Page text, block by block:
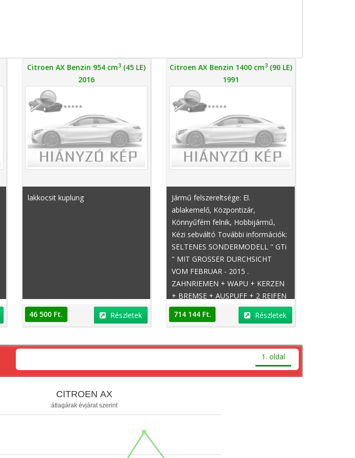
Citroen AX Benzin 954 cm3 (45 LE)
2016
lakkocsit kuplung
46 500 Ft. Részletek
Citroen AX Benzin 1400 cm3(90 LE)
1991
Jármű felszereltsége: El.
ablakemelő, Központizár,
Könnyűfém felnik, Hobbijármű,
Kézi sebváltó További információk:
SELTENES SONDERMODELL " GTi
" MIT GROSSER DURCHSICHT
VOM FEBRUAR - 2015 .
ZAHNRIEMEN + WAPU + KERZEN
+ BREMSE + AUSPUFF + 2 REIFEN
NEU . EXTRAS : 15 ZOLL FELGEN -
AUSSTELLFENSTER -
ALLES ORIGINAL . ZV + FB .
ORIGINALLACK . DACHHIMMEL
ANTHRAZIT . LEERGEWICHT 795
FREITAG 10 - 17 UHR . . TAUSCH +
714 144 Ft. Részletek
1. oldal
CITROEN AX
átlagárak évjárat szerint